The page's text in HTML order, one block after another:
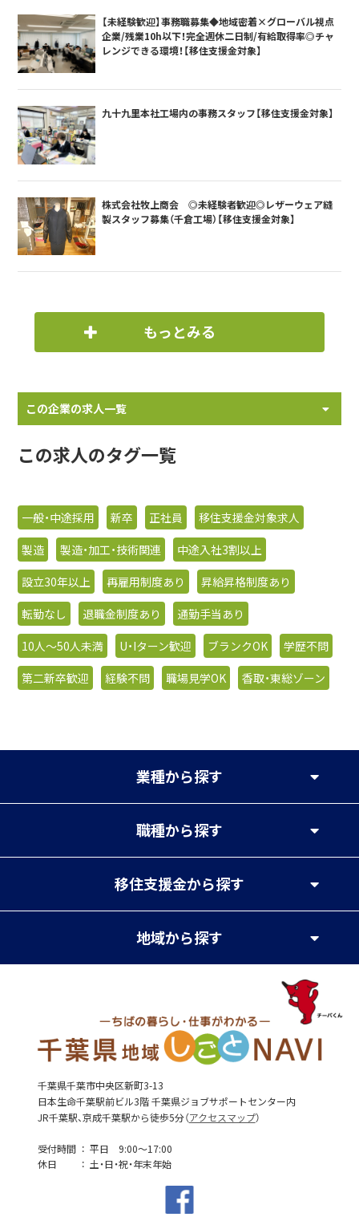
【未経験歓迎】事務職募集◆地域密着×グローバル視点
企業/残業10h以下！完全週休二日制/有給取得率◎チャ
レンジできる環境！【移住支援金対象】
九十九里本社工場内の事務スタッフ【移住支援金対象】
株式会社牧上商会 ◎未経験者歓迎◎レザーウェア縫
製スタッフ募集（千倉工場）【移住支援金対象】
もっとみる
この企業の求人一覧
この求人のタグ一覧
一般・中途採用 新卒 正社員
移住支援金対象求人
製造
製造・加工・技術関連
中途入社3割以上
設立30年以上
再雇用制度あり
昇給昇格制度あり
転勤なし
退職金制度あり
通勤手当あり
10人〜50人未満
U・Iターン歓迎 ブランクOK
学歴不問
第二新卒歓迎
経験不問 職場見学OK 香取・東総ゾーン
業種から探す
職種から探す
移住支援金から探す
地域から探す
千葉県千葉市中央区新町3-13
日本生命千葉駅前ビル3階 千葉県ジョブサポートセンター内
JR千葉駅、京成千葉駅から徒歩5分（アクセスマップ）
受付時間
平日 9:00～17:00
休日
土・日・祝・年末年始